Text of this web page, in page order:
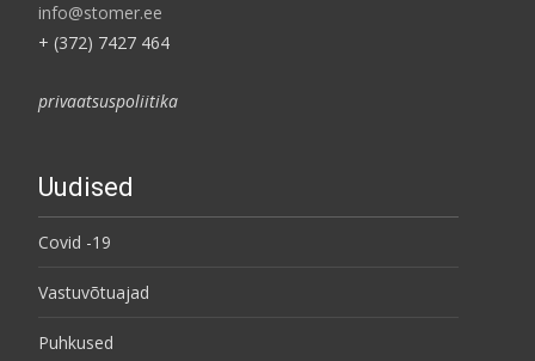
info@stomer.ee
+ (372) 7427 464
privaatsuspoliitika
Uudised
Covid -19
Vastuvõtuajad
Puhkused